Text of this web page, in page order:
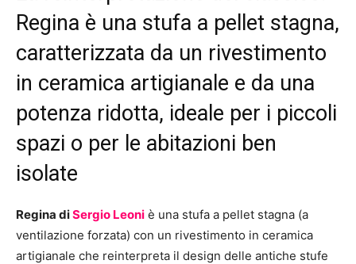
Regina è una stufa a pellet stagna,
caratterizzata da un rivestimento
in ceramica artigianale e da una
potenza ridotta, ideale per i piccoli
spazi o per le abitazioni ben
isolate
Regina diSergio Leoni è una stufa a pellet stagna (a
ventilazione forzata) con un rivestimento in ceramica
artigianale che reinterpreta il design delle antiche stufe